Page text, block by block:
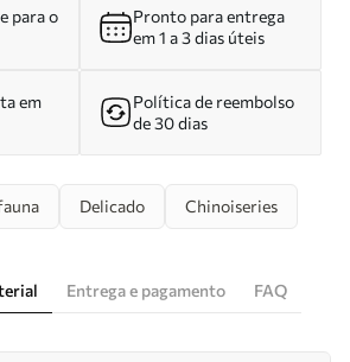
para o
Pronto para entrega
em 1 a 3 dias úteis
em
Política de reembolso
de 30 dias
Delicado Chinoiseries
Entrega e pagamento FAQ